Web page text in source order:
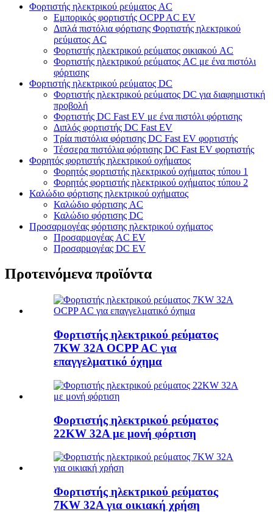
Φορτιστής ηλεκτρικού ρεύματος AC
Εμπορικός φορτιστής OCPP AC EV
Διπλά πιστόλια φόρτισης Φορτιστής ηλεκτρικού
ρεύματος AC
Φορτιστής ηλεκτρικού ρεύματος οικιακού AC
Φορτιστής ηλεκτρικού ρεύματος AC με ένα πιστόλι
φόρτισης
Φορτιστής ηλεκτρικού ρεύματος DC
Φορτιστής ηλεκτρικού ρεύματος DC για διαφημιστική
προβολή
Φορτιστής DC Fast EV με ένα πιστόλι φόρτισης
Διπλός φορτιστής DC Fast EV
Τρία πιστόλια φόρτισης DC Fast EV φορτιστής
Τέσσερα πιστόλια φόρτισης DC Fast EV φορτιστής
Φορητός φορτιστής ηλεκτρικού οχήματος
Φορητός φορτιστής ηλεκτρικού οχήματος τύπου 1
Φορητός φορτιστής ηλεκτρικού οχήματος τύπου 2
Καλώδιο φόρτισης ηλεκτρικού οχήματος
Καλώδιο φόρτισης AC
Καλώδιο φόρτισης DC
Προσαρμογέας φόρτισης ηλεκτρικού οχήματος
Προσαρμογέας AC EV
Προσαρμογέας DC EV
Προτεινόμενα προϊόντα
Φορτιστής ηλεκτρικού ρεύματος
7KW 32A OCPP AC για
επαγγελματικό όχημα
Φορτιστής ηλεκτρικού ρεύματος
22KW 32A με μονή φόρτιση
Φορτιστής ηλεκτρικού ρεύματος
7KW 32A για οικιακή χρήση